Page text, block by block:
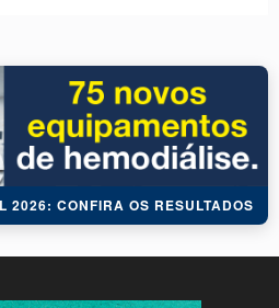
2026: CONFIRA OS RESULTADOS